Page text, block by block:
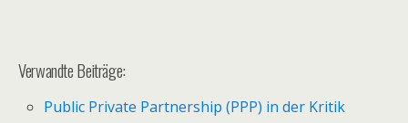
Verwandte Beiträge:
Public Private Partnership (PPP) in der Kritik